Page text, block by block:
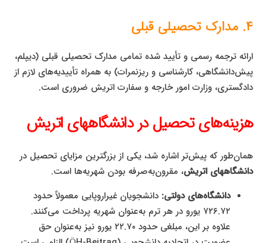
۴. مدارک تحصیلی قبلی
ارائه ترجمه رسمی و تأیید شده تمامی مدارک تحصیلی قبلی (دیپلم،
پیش‌دانشگاهی، کارشناسی و ریزنمرات) به همراه تأییدیه‌های لازم از
دادگستری، وزارت امور خارجه و سفارت اتریش ضروری است.
هزینه‌های تحصیل در دانشگاههای اتریش
همان‌طور که پیش‌تر اشاره شد، یکی از بزرگترین مزایای تحصیل در
دانشگاههای اتریش، مقرون‌به‌صرفه بودن شهریه‌ها است.
دانشگاه‌های دولتی: دانشجویان غیراروپایی معمولاً حدود
۷۲۶.۷۲ یورو در هر ترم به‌عنوان شهریه پرداخت می‌کنند.
علاوه بر این، مبلغی حدود ۲۲.۷۰ یورو نیز به‌عنوان حق